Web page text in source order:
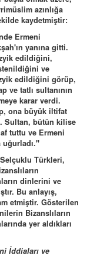
azınlığa
kaydetmiştir:
Ermeni
yanına gitti.
edildiğini,
ve
edildiğini görüp,
ve tatlı sultanının
karar verdi.
ona büyük iltifat
Sultan, bütün kilise
tuttu ve Ermeni
Selçuklu Türkleri,
dinlerini ve
Bu anlayış,
etmiştir. Gösterilen
Bizanslıların
yer aldıkları
İddiaları ve